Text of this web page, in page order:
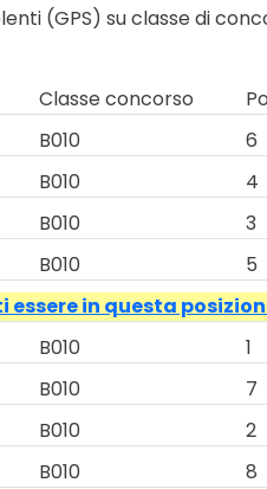
(GPS) su classe di
Classe concorso
B010 6
B010 4
B010 3
B010 5
in questa
B010 1
B010 7
B010 2
B010 8